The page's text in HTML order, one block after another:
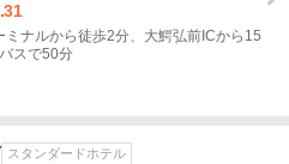
ミナルから徒歩2分、大鰐弘前ICから15
スで50分
スタンダードホテル